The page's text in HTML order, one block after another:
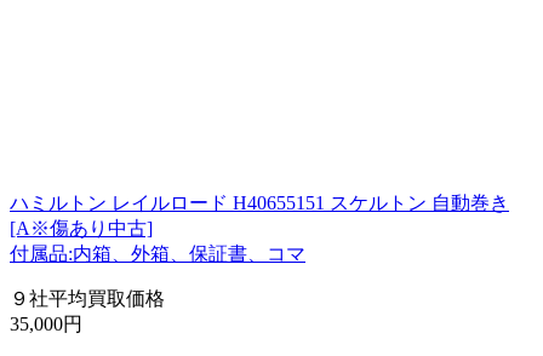
ハミルトン レイルロード H40655151 スケルトン 自動巻き
[A※傷あり中古]
付属品:内箱、外箱、保証書、コマ
９社平均買取価格
35,000円